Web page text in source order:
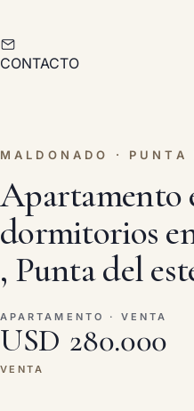
CONTACTO
MALDONADO · PUNTA
Apartamento
dormitorios
, Punta del
APARTAMENTO · VENTA
USD 280.000
VENTA